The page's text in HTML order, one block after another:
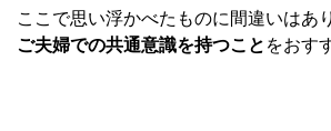
ここで思い浮かべたものに間違いはあ
ご夫婦での共通意識を持つこと をおす